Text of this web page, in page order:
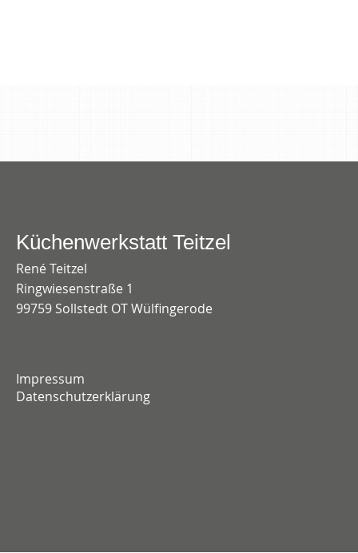
Küchenwerkstatt Teitzel
René Teitzel
Ringwiesenstraße 1
99759 Sollstedt OT Wülfingerode
Impressum
Datenschutzerklärung